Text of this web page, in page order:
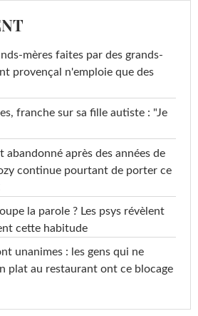
mères faites par des grands-
provençal n'emploie que des
franche sur sa fille autiste : "Je
abandonné après des années de
continue pourtant de porter ce
la parole ? Les psys révèlent
cette habitude
unanimes : les gens qui ne
plat au restaurant ont ce blocage